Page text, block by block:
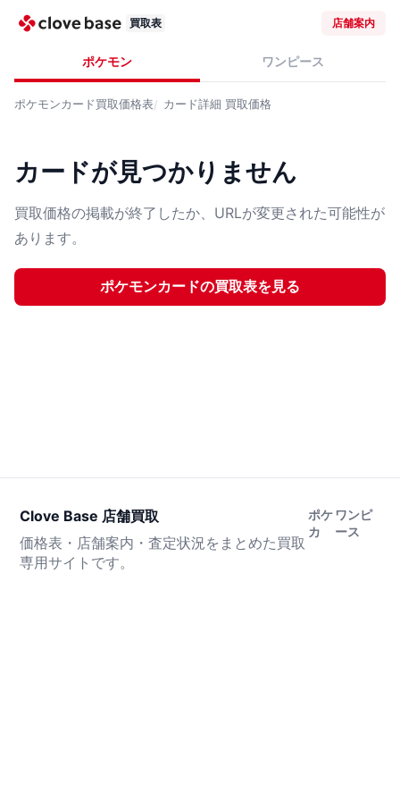
買取表 店舗案内
ポケモン ワンピース
ポケモンカード買取価格表 カード詳細 買取価格
カードが見つかりません
買取価格の掲載が終了したか、URLが変更された可能性が
あります。
ポケモンカードの買取表を見る
Clove Base 店舗買取
価格表・店舗案内・査定状況をまとめた買取
専用サイトです。
ポケ
カ
ワンピ
ース